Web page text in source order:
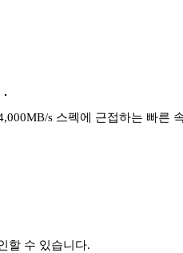
s 스펙에 근접하는 빠른
할 수 있습니다.